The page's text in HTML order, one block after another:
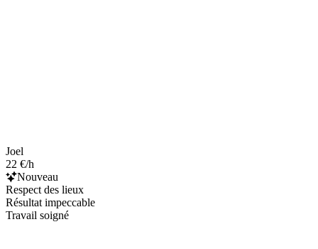
Joel
22 €/h
Nouveau
Respect des lieux
Résultat impeccable
Travail soigné